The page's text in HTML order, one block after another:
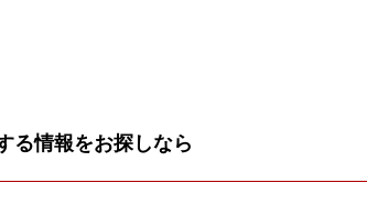
る情報をお探しなら